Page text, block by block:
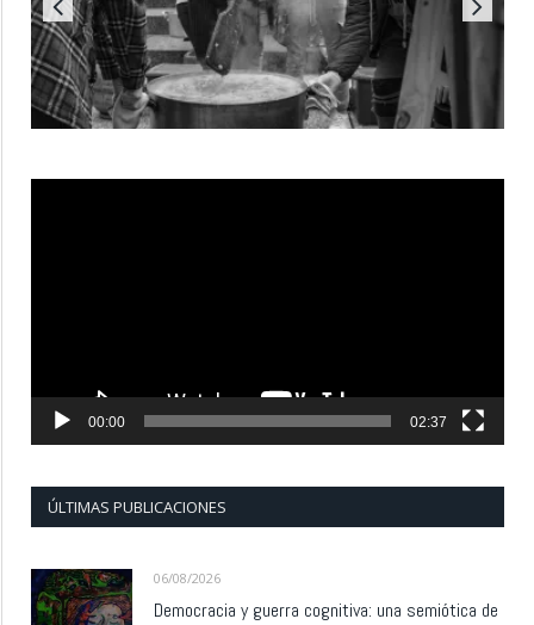
00:00 02:37
ÚLTIMAS PUBLICACIONES
06/08/2026
Democracia y guerra cognitiva: una semiótica de